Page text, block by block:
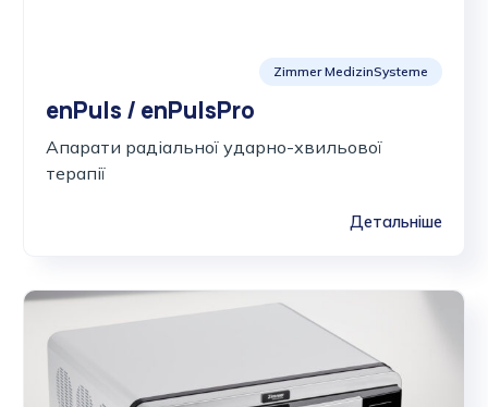
Zimmer MedizinSysteme
enPuls / enPulsPro
Апарати радіальної ударно-хвильової
терапії
Детальніше